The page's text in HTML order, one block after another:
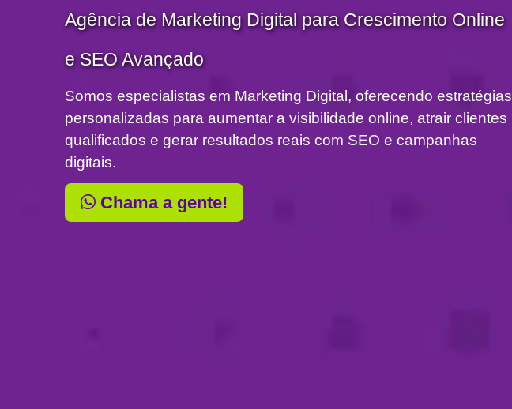
Agência de Marketing Digital para Crescimento Online
e SEO Avançado
Somos especialistas em Marketing Digital, oferecendo estratégias
personalizadas para aumentar a visibilidade online, atrair clientes
qualificados e gerar resultados reais com SEO e campanhas
digitais.
Chama a gente!